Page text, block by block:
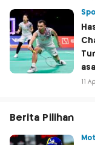
11
Berita Pilihan